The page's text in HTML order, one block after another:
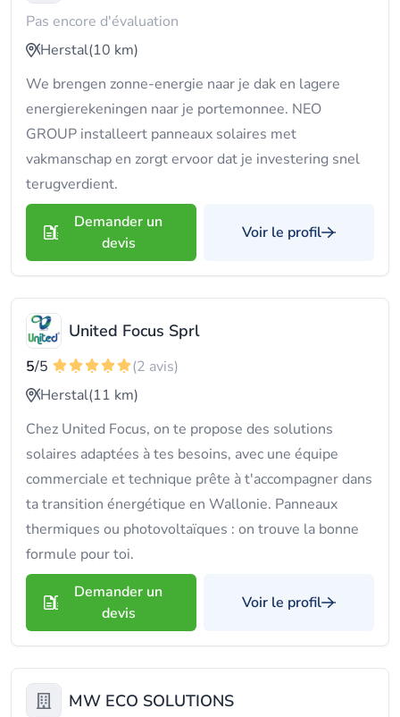
Pas encore d'évaluation
Herstal(10 km)
We brengen zonne-energie naar je dak en lagere
energierekeningen naar je portemonnee. NEO
GROUP installeert panneaux solaires met
vakmanschap en zorgt ervoor dat je investering snel
terugverdient.
Demander un
devis
Voir le profil
United Focus Sprl
5/5
(2 avis)
Herstal(11 km)
Chez United Focus, on te propose des solutions
solaires adaptées à tes besoins, avec une équipe
commerciale et technique prête à t'accompagner dans
ta transition énergétique en Wallonie. Panneaux
thermiques ou photovoltaïques : on trouve la bonne
formule pour toi.
Demander un
devis
Voir le profil
MW ECO SOLUTIONS